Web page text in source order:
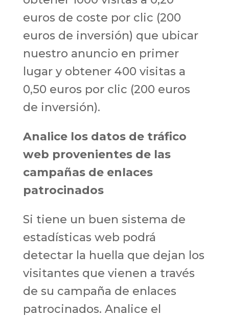
euros de coste por clic (200
euros de inversión) que ubicar
nuestro anuncio en primer
lugar y obtener 400 visitas a
0,50 euros por clic (200 euros
de inversión).
Analice los datos de tráfico
web provenientes de las
campañas de enlaces
patrocinados
Si tiene un buen sistema de
estadísticas web podrá
detectar la huella que dejan los
visitantes que vienen a través
de su campaña de enlaces
patrocinados. Analice el